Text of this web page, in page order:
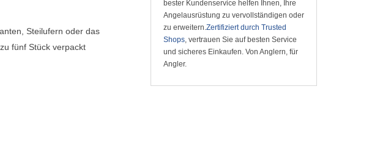
Steilufern oder das
fünf Stück verpackt
bester Kundenservice helfen Ihnen, Ihre
Angelausrüstung zu vervollständigen oder
zu erweitern.Zertifiziert durch Trusted
Shops, vertrauen Sie auf besten Service
und sicheres Einkaufen. Von Anglern, für
Angler.